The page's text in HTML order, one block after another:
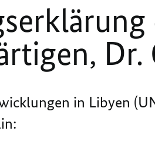
in Libyen